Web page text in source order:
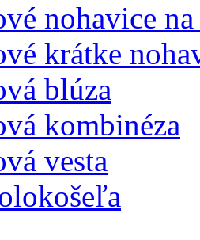
nohavice
krátke
blúza
kombinéza
vesta